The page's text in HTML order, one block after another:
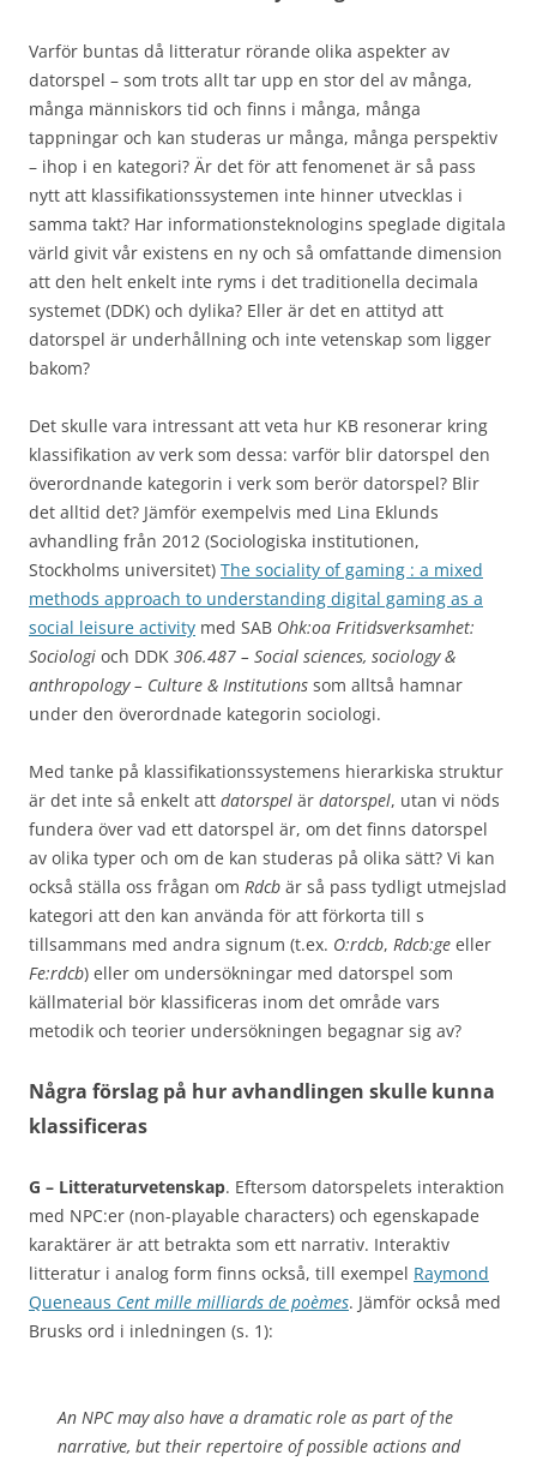
Varför buntas då litteratur rörande olika aspekter av
datorspel – som trots allt tar upp en stor del av många,
många människors tid och finns i många, många
tappningar och kan studeras ur många, många perspektiv
– ihop i en kategori? Är det för att fenomenet är så pass
nytt att klassifikationssystemen inte hinner utvecklas i
samma takt? Har informationsteknologins speglade digitala
värld givit vår existens en ny och så omfattande dimension
att den helt enkelt inte ryms i det traditionella decimala
systemet (DDK) och dylika? Eller är det en attityd att
datorspel är underhållning och inte vetenskap som ligger
bakom?
Det skulle vara intressant att veta hur KB resonerar kring
klassifikation av verk som dessa: varför blir datorspel den
överordnande kategorin i verk som berör datorspel? Blir
det alltid det? Jämför exempelvis med Lina Eklunds
avhandling från 2012 (Sociologiska institutionen,
Stockholms universitet) The sociality of gaming : a mixed
methods approach to understanding digital gaming as a
social leisure activity med SAB Ohk:oa Fritidsverksamhet:
Sociologi och DDK 306.487 – Social sciences, sociology &
anthropology – Culture & Institutions som alltså hamnar
under den överordnade kategorin sociologi.
Med tanke på klassifikationssystemens hierarkiska struktur
är det inte så enkelt att datorspel är datorspel, utan vi nöds
fundera över vad ett datorspel är, om det finns datorspel
av olika typer och om de kan studeras på olika sätt? Vi kan
också ställa oss frågan om Rdcb är så pass tydligt utmejslad
kategori att den kan använda för att förkorta till s
tillsammans med andra signum (t.ex. O:rdcb, Rdcb:ge eller
Fe:rdcb) eller om undersökningar med datorspel som
källmaterial bör klassificeras inom det område vars
metodik och teorier undersökningen begagnar sig av?
Några förslag på hur avhandlingen skulle kunna
klassificeras
G – Litteraturvetenskap. Eftersom datorspelets interaktion
med NPC:er (non-playable characters) och egenskapade
karaktärer är att betrakta som ett narrativ. Interaktiv
litteratur i analog form finns också, till exempel Raymond
Queneaus Cent mille milliards de poèmes. Jämför också med
Brusks ord i inledningen (s. 1):
An NPC may also have a dramatic role as part of the
narrative, but their repertoire of possible actions and